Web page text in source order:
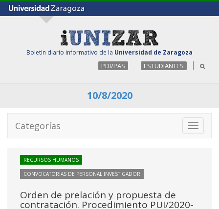
Boletín diario informativo de la Universidad de Zaragoza
PDI/PAS ESTUDIANTES
10/8/2020
Toggle
Categorías
RECURSOS HUMANOS
CONVOCATORIAS DE PERSONAL INVESTIGADOR
Orden de prelación y propuesta de
contratación. Procedimiento PUI/2020-